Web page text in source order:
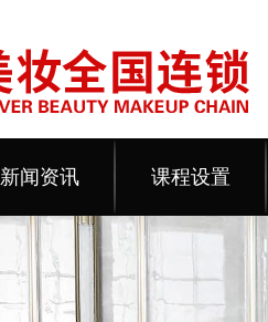
新闻资讯 课程设置